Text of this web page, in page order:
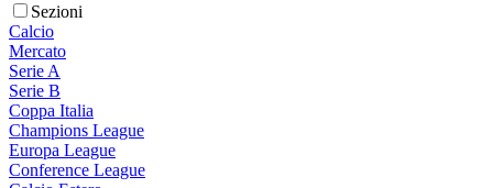
Sezioni
Calcio
Mercato
Serie A
Serie B
Coppa Italia
Champions League
Europa League
Conference League